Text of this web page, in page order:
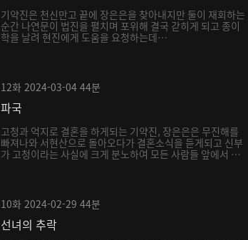
기약진은 천신만고 끝에 장은은을 찾아내지만 둘이 재회하는
순간 나연문이 법진을 펼치며 포위해 결국 갇히게 되고 종이
학을 날려 현진에게 도움을 요청하는데…
12화 2024-03-04 44분
파국
고청과 억지로 결혼을 하게되는 기약진, 장은은은 무진해를
빠져나와 서현산으로 돌아오다가 결혼소식을 듣게되고 신부
가 고청이라는 사실에 크게 분노하여 모든 사람들 앞에서 천
10화 2024-02-29 44분
선녀의 추락